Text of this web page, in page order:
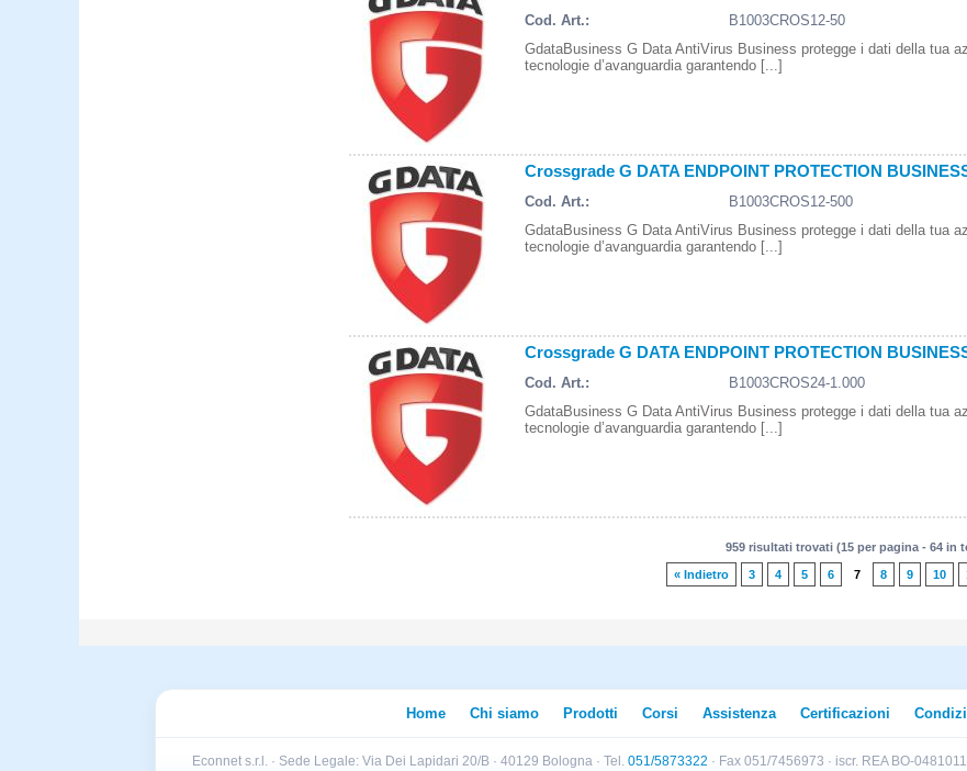
Cod. Art.:
B1003CROS12-50
GdataBusiness G Data AntiVirus Business protegge i dati della tua
tecnologie d’avanguardia garantendo [...]
Crossgrade G DATA ENDPOINT PROTECTION
Cod. Art.:
B1003CROS12-500
GdataBusiness G Data AntiVirus Business protegge i dati della tua
tecnologie d’avanguardia garantendo [...]
Crossgrade G DATA ENDPOINT PROTECTION
Cod. Art.:
B1003CROS24-1.000
GdataBusiness G Data AntiVirus Business protegge i dati della tua
tecnologie d’avanguardia garantendo [...]
959 risultati trovati (15 per pagina - 64 in
« Indietro 3 4 5 6 7 8 9 10
Home Chi siamo Prodotti Corsi Assistenza Certificazioni
Econnet s.r.l. · Sede Legale: Via Dei Lapidari 20/B · 40129 Bologna · Tel. 051/5873322 · Fax 051/7456973 · iscr. REA BO-